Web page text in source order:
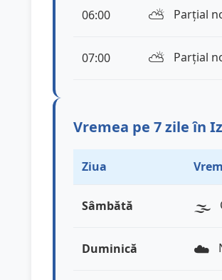
06:00 ⛅️ Parțial
07:00 ⛅️ Parțial
Vremea pe 7 zile în
Ziua
Sâmbătă 🌫️
Duminică ☁️